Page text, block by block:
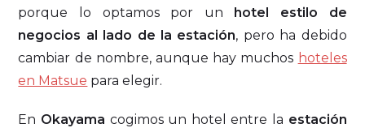
porque lo optamos por un hotel estilo de
negocios al lado de la estación, pero ha debido
cambiar de nombre, aunque hay muchos hoteles
en Matsue para elegir.
En Okayama cogimos un hotel entre la estación